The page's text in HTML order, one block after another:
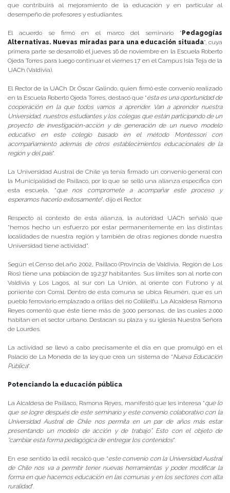
que contribuirá al mejoramiento de la educación y en particular al
desempeño de profesores y estudiantes.
El acuerdo se firmó en el marco del seminario “Pedagogías
Alternativas. Nuevas miradas para una educación situada“, cuya
primera parte se desarrolló el jueves 16 de noviembre en la Escuela Roberto
Ojeda Torres para luego continuar el viernes 17 en el Campus Isla Teja de la
UACh (Valdivia).
El Rector de la UACh Dr. Óscar Galindo, quien firmó este convenio realizado
en la Escuela Roberto Ojeda Torres, destacó que “ésta es una oportunidad de
cooperación en la que todos vamos a aprender. Van a aprender nuestra
Universidad, nuestros estudiantes y los colegas que están participando de un
proyecto de investigación-acción y de generación de un nuevo modelo
educativo en este colegio basado en el método Montessori con
acompañamiento además de otros establecimientos educacionales de la
región y del país”.
La Universidad Austral de Chile ya tenía firmado un convenio general con
la Municipalidad de Paillaco, por lo que se selló una alianza específica con
esta escuela, “que nos compromete a acompañar este proceso y
esperamos hacerlo exitosamente”, dijo el Rector.
Respecto al contexto de esta alianza, la autoridad UACh señaló que
“hemos hecho un esfuerzo por estar permanentemente en las distintas
localidades de nuestra región y también de otras regiones donde nuestra
Universidad tiene actividad”.
Según el Censo del año 2002, Paillaco (Provincia de Valdivia, Región de Los
Ríos) tiene una población de 19.237 habitantes. Sus límites son al norte con
Valdivia y Los Lagos, al sur con La Unión, al oriente con Futrono y al
poniente con Corral. Dentro de esta comuna se ubica Reumén, que es un
pueblo ferroviario emplazado a orillas del río Collilelfu. La Alcaldesa Ramona
Reyes comentó que éste tiene más de 3.000 personas, de las cuales 2.000
habitan en el sector urbano. Destacan su plaza y su iglesia Nuestra Señora
de Lourdes.
La actividad se llevó a cabo precisamente el día en que promulgó en el
Palacio de La Moneda de la ley que crea un sistema de “Nueva Educación
Pública”.
Potenciando la educación pública
La Alcaldesa de Paillaco, Ramona Reyes, manifestó que les interesa “que lo
que se logre después de este seminario y este convenio colaborativo con la
Universidad Austral de Chile nos permita en un par de años más estar
presentando un modelo de acción y de trabajo”. Esto con el objeto de
“cambiar esta forma pedagógica de entregar los contenidos”.
En ese sentido la edil recalcó que “este convenio con la Universidad Austral
de Chile nos va a permitir tener nuevas herramientas y poder modificar la
forma en que hacemos educación en las comunas y en los sectores con alta
ruralidad”.